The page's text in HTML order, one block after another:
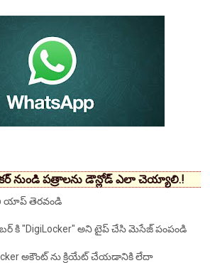
నుండి పత్రాలను డౌన్లోడ్ ఎలా చెయ్యాలి.!
యాప్ తెరవండి
కి "DigiLocker" అని టైప్ చేసి మెసేజ్ పంపండి
అకౌంట్ ను క్రియేట్ చేయడానికి లేదా